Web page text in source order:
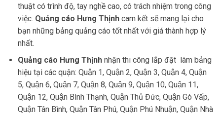
việc.Quảng cáo Hưng Thịnh cam kết sẽ mang lại cho
bạn những bảng quảng cáo tốt nhất với giá thành hợp lý
nhất.
Quảng cáo Hưng Thịnh
hiệu tại các quận: Quận 1, Quận 2, Quận 3, Quận 4, Quận
5, Quận 6, Quận 7, Quận 8, Quận 9, Quận 10, Quận 11,
Quận 12, Quận Bình Thạnh, Quận Thủ Đức, Quận Gò Vấp,
Quận Tân Bình, Quận Tân Phú, Quận Phú Nhuận, Quận Nhà
Bè, Hóc Môn, Củ Chi, Bình Tân, Bình Chánh, và các khu